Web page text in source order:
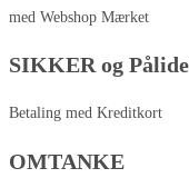
med Webshop Mærket
SIKKER og
Betaling med Kreditkort
OMTANKE